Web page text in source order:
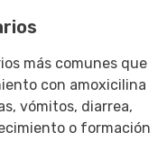
más comunes que
con amoxicilina
vómitos, diarrea,
o formación